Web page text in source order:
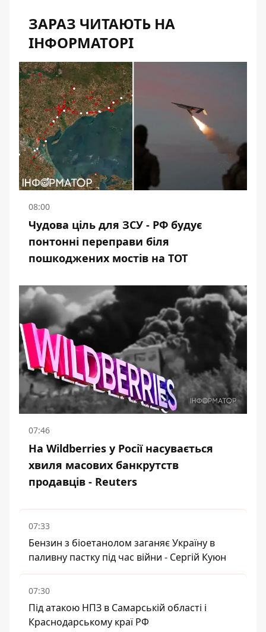
ЗАРАЗ ЧИТАЮТЬ НА
ІНФОРМАТОРІ
08:00
Чудова ціль для ЗСУ - РФ будує
понтонні переправи біля
пошкоджених мостів на ТОТ
07:46
На Wildberries у Росії насувається
хвиля масових банкрутств
продавців - Reuters
07:33
Бензин з біоетанолом заганяє Україну в
паливну пастку під час війни - Сергій Куюн
07:30
Під атакою НПЗ в Самарській області і
Краснодарському краї РФ